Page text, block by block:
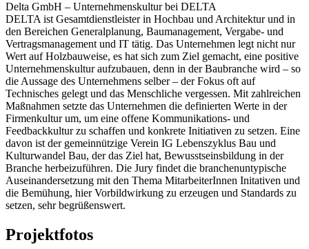
Delta GmbH – Unternehmenskultur bei DELTA
DELTA ist Gesamtdienstleister in Hochbau und Architektur und in
den Bereichen Generalplanung, Baumanagement, Vergabe- und
Vertragsmanagement und IT tätig. Das Unternehmen legt nicht nur
Wert auf Holzbauweise, es hat sich zum Ziel gemacht, eine positive
Unternehmenskultur aufzubauen, denn in der Baubranche wird – so
die Aussage des Unternehmens selber – der Fokus oft auf
Technisches gelegt und das Menschliche vergessen. Mit zahlreichen
Maßnahmen setzte das Unternehmen die definierten Werte in der
Firmenkultur um, um eine offene Kommunikations- und
Feedbackkultur zu schaffen und konkrete Initiativen zu setzen. Eine
davon ist der gemeinnützige Verein IG Lebenszyklus Bau und
Kulturwandel Bau, der das Ziel hat, Bewusstseinsbildung in der
Branche herbeizuführen. Die Jury findet die branchenuntypische
Auseinandersetzung mit den Thema MitarbeiterInnen Initativen und
die Bemühung, hier Vorbildwirkung zu erzeugen und Standards zu
setzen, sehr begrüßenswert.
Projektfotos